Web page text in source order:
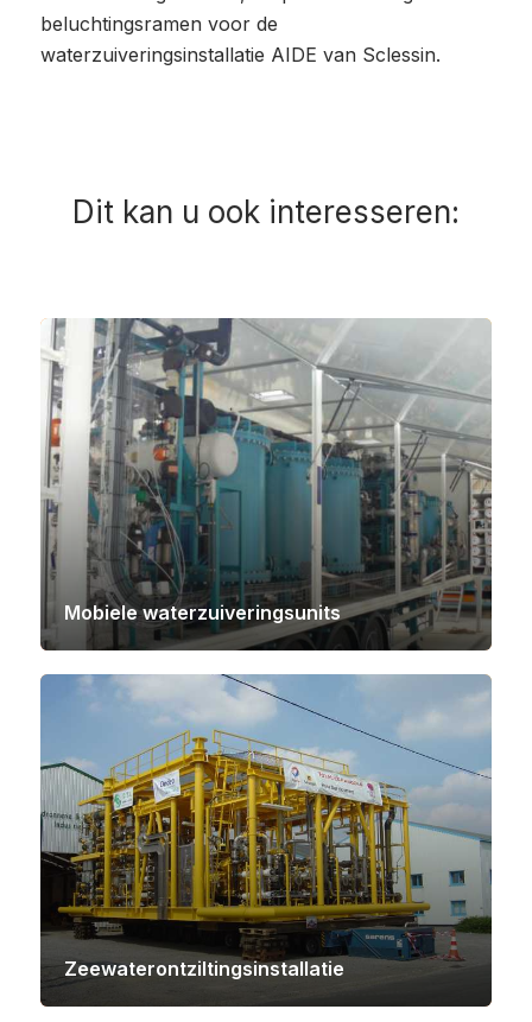
beluchtingsramen voor de
waterzuiveringsinstallatie AIDE van Sclessin.
Dit kan u ook interesseren:
Mobiele waterzuiveringsunits
Zeewaterontziltingsinstallatie